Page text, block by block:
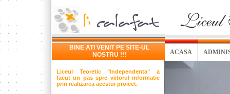
ACASA
BINE ATI VENIT PE SITE-UL
NOSTRU !!!
Liceul Teoretic "Independenta" a
facut un pas spre viitorul informatic
prin realizarea acestui proiect.